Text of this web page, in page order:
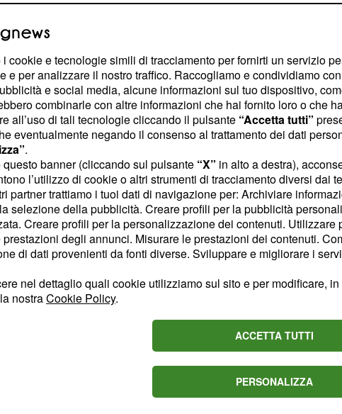
vinta contro Warszawa
Lorenzetti ha gestitola semifinale
Warszawacon grande personalità,
0(25-19, 25-20, 26-24) grazie a un dominio
nei primi due parziali. Perugia ha
del match con continuità al servizio,
e grande efficacia offensiva. Qualche
soltanto nel finale del terzo set, quando
la rimonta trascinando il parziale ai
dell’ace decisivo di Oleh Plotnytskyi. Tra i
ancoraWassim Ben Tara
un fastidio fisico accusato nel secondo set,
fondamentale nella fase difensiva.
cookie e tecnologie simili di tracciamento per fornirti un servizio
e per analizzare il nostro traffico. Raccogliamo e condividiamo
e social media, alcune informazioni sul tuo dispositivo,
combinarle con altre informazioni che hai fornito loro o che
all’uso di tali tecnologie cliccando il pulsante “Accetta tutti”
eventualmente negando il consenso al trattamento dei dati
.
banner (cliccando sul pulsante “X” in alto a destra),
l’utilizzo di cookie o altri strumenti di tracciamento diversi dai
partner trattiamo i tuoi dati di navigazione per: Archiviare
selezione della pubblicità. Creare profili per la pubblicità
Creare profili per la personalizzazione dei contenuti.
prestazioni degli annunci. Misurare le prestazioni dei contenuti.
di dati provenienti da fonti diverse. Sviluppare e migliorare i
nel dettaglio quali cookie utilizziamo sul sito e per modificare,
nostraCookie Policy.
ACCETTA TUTTI
PERSONALIZZA